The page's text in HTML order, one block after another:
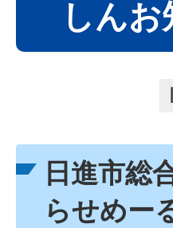
しん
日進市総
らせめー